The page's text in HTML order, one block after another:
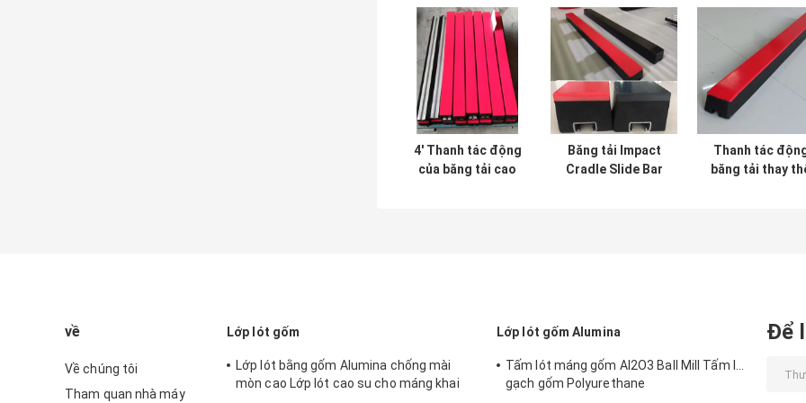
4' Thanh tác động
của băng tải cao
Băng tải Impact
Cradle Slide Bar
Thanh tác
băng tải thay
về
Về chúng tôi
Tham quan nhà máy
Lớp lót gốm
Lớp lót bằng gốm Alumina chống mài
mòn cao Lớp lót cao su cho máng khai
Lớp lót gốm Alumina
Tấm lót máng gốm AI2O3 Ball Mill Tấm lót
gạch gốm Polyurethane
Để